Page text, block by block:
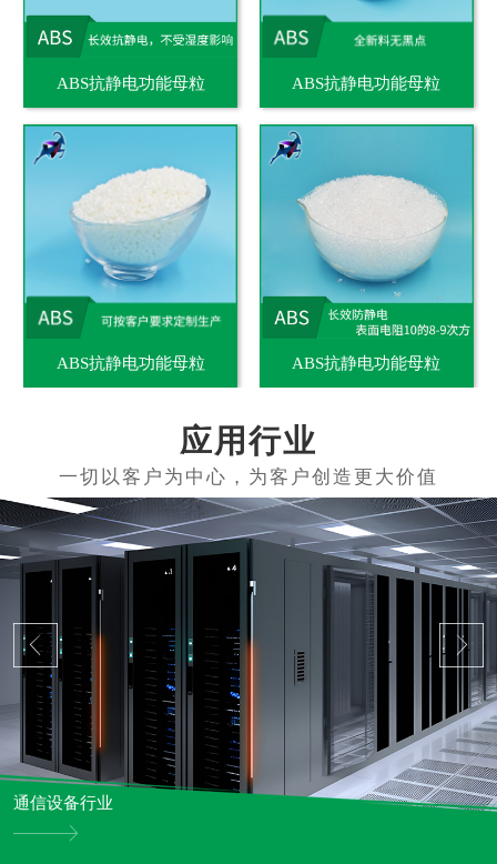
ABS抗静电功能母粒 ABS抗静电功能母粒
ABS抗静电功能母粒 ABS抗静电功能母粒
应用行业
通信设备行业